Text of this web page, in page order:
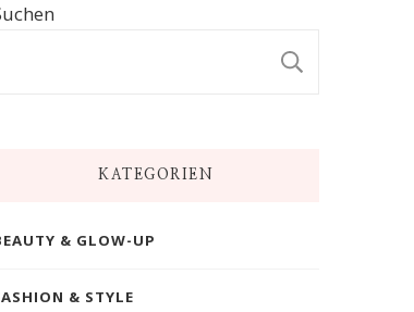
KATEGORIEN
& GLOW-UP
& STYLE